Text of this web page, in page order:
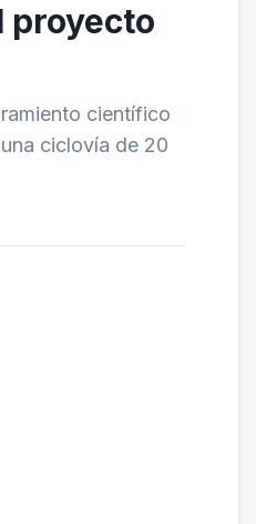
proyecto
científico
ciclovía de 20